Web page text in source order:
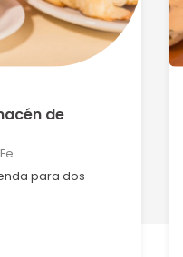
de
para dos